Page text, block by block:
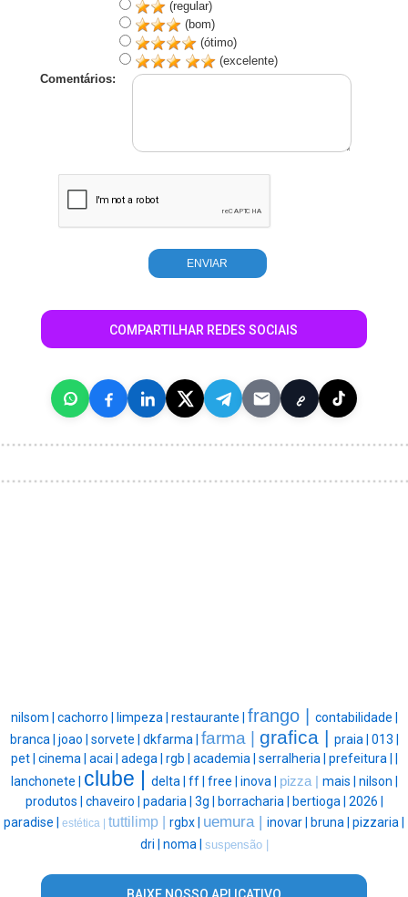
(regular)
(bom)
(ótimo)
(excelente)
Comentários:
COMPARTILHAR REDES SOCIAIS
nilsom | cachorro | limpeza | restaurante | frango |
contabilidade |
branca | joao | sorvete | dkfarma | farma | grafica | praia | 013 |
pet | cinema | acai | adega | rgb | academia | serralheria | prefeitura |
lanchonete | clube | delta | ff | free | inova | pizza | mais | nilson |
produtos | chaveiro | padaria | 3g | borracharia | bertioga | 2026 |
paradise | estética | tuttilimp | rgbx | uemura | inovar | bruna | pizzaria |
dri | noma | suspensão |